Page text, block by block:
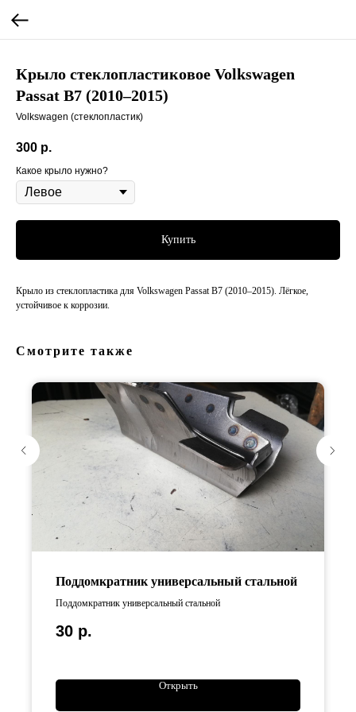
Крыло стеклопластиковое Volkswagen
Passat B7 (2010–2015)
Volkswagen (стеклопластик)
300 р.
Какое крыло нужно?
Купить
Крыло из стеклопластика для Volkswagen Passat B7 (2010–2015). Лёгкое,
устойчивое к коррозии.
Смотрите также
Поддомкратник универсальный стальной
Поддомкратник универсальный стальной
30 р.
Открыть